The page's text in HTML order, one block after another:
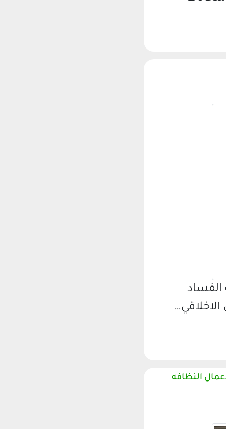
الفساد
النظافه